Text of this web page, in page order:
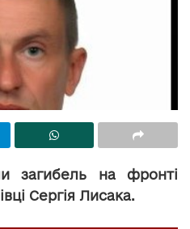
загибель на фронті
Сергія Лисака.